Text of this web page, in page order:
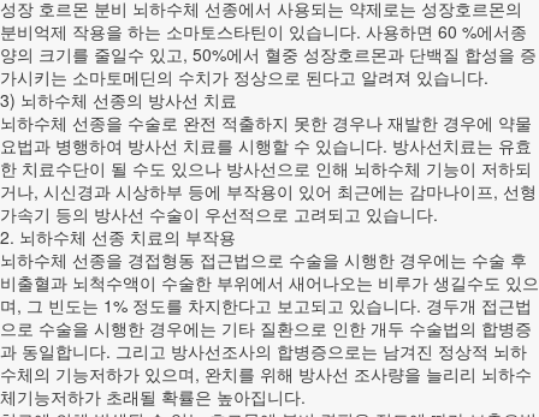
성장 호르몬 분비 뇌하수체 선종에서 사용되는 약제로는 성장호르몬의
분비억제 작용을 하는 소마토스타틴이 있습니다. 사용하면 60 %에서종
양의 크기를 줄일수 있고, 50%에서 혈중 성장호르몬과 단백질 합성을 증
가시키는 소마토메딘의 수치가 정상으로 된다고 알려져 있습니다.
3) 뇌하수체 선종의 방사선 치료
뇌하수체 선종을 수술로 완전 적출하지 못한 경우나 재발한 경우에 약물
요법과 병행하여 방사선 치료를 시행할 수 있습니다. 방사선치료는 유효
한 치료수단이 될 수도 있으나 방사선으로 인해 뇌하수체 기능이 저하되
거나, 시신경과 시상하부 등에 부작용이 있어 최근에는 감마나이프, 선형
가속기 등의 방사선 수술이 우선적으로 고려되고 있습니다.
2. 뇌하수체 선종 치료의 부작용
뇌하수체 선종을 경접형동 접근법으로 수술을 시행한 경우에는 수술 후
비출혈과 뇌척수액이 수술한 부위에서 새어나오는 비루가 생길수도 있으
며, 그 빈도는 1% 정도를 차지한다고 보고되고 있습니다. 경두개 접근법
으로 수술을 시행한 경우에는 기타 질환으로 인한 개두 수술법의 합병증
과 동일합니다. 그리고 방사선조사의 합병증으로는 남겨진 정상적 뇌하
수체의 기능저하가 있으며, 완치를 위해 방사선 조사량을 늘리리 뇌하수
체기능저하가 초래될 확률은 높아집니다.